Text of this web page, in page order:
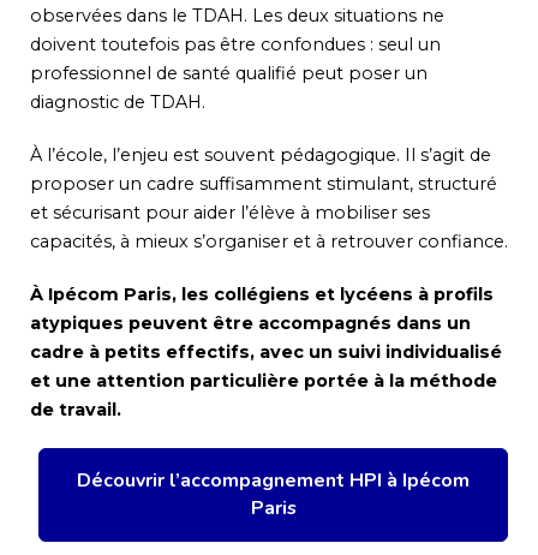
observées dans le TDAH. Les deux situations ne
doivent toutefois pas être confondues : seul un
professionnel de santé qualifié peut poser un
diagnostic de TDAH.
À l’école, l’enjeu est souvent pédagogique. Il s’agit de
proposer un cadre suffisamment stimulant, structuré
et sécurisant pour aider l’élève à mobiliser ses
capacités, à mieux s’organiser et à retrouver confiance.
À Ipécom Paris, les collégiens et lycéens à profils
atypiques peuvent être accompagnés dans un
cadre à petits effectifs, avec un suivi individualisé
et une attention particulière portée à la méthode
de travail.
Découvrir l’accompagnement HPI à Ipécom
Paris